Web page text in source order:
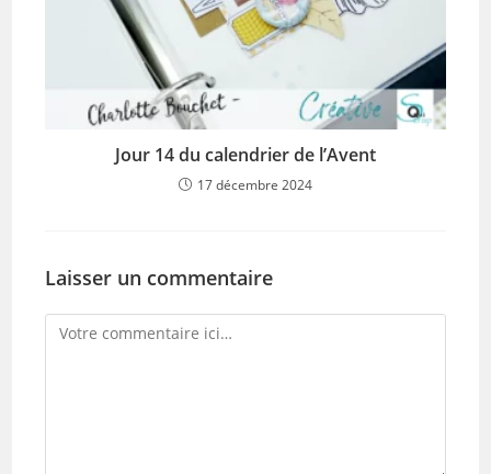
Jour 14 du calendrier de l’Avent
17 décembre 2024
Laisser un commentaire
Comment